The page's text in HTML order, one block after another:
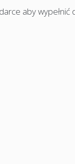
aby wypełnić